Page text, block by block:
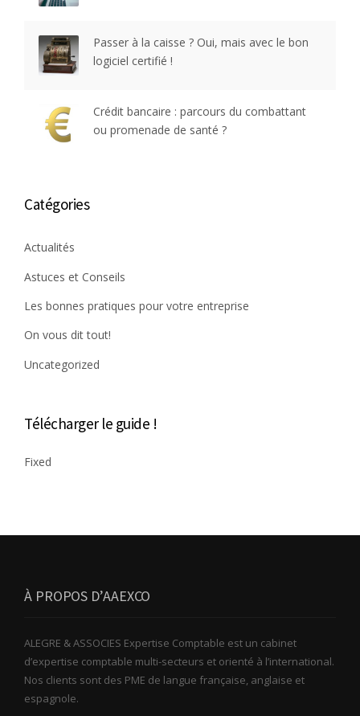
Passer à la caisse ? Oui, mais avec le bon
logiciel certifié !
Crédit bancaire : parcours du combattant
ou promenade de santé ?
Catégories
Actualités
Astuces et Conseils
Les bonnes pratiques pour votre entreprise
On vous dit tout!
Uncategorized
Télécharger le guide !
Fixed
À PROPOS D’AAEXCO
ALEGRE & ASSOCIES Expertise Comptable est un cabinet
d’expertise comptable multi-secteurs et orienté à l’international.
Nos clients sont des PME de langue française, anglaise et
espagnole.